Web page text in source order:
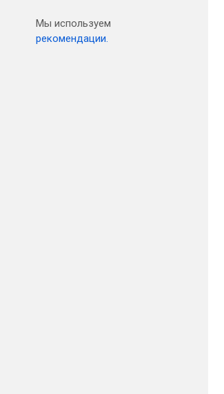
Мы используем
рекомендации.